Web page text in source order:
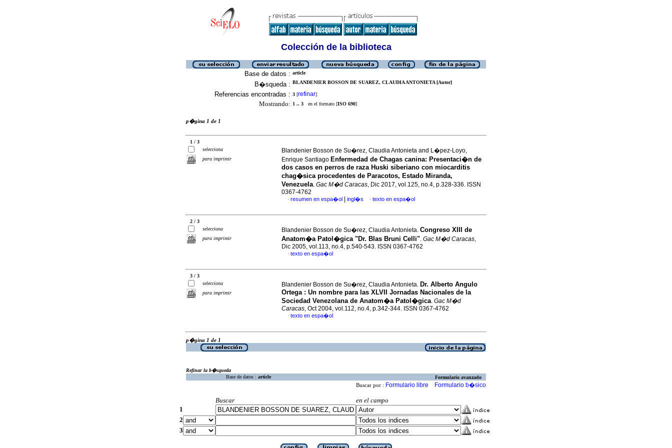
Colección de la biblioteca
Base de datos : article
B�squeda : BLANDENIER BOSSON DE SUAREZ, CLAUDIA ANTONIETA [Autor]
Referencias encontradas : 3 [refinar]
Mostrando: 1 .. 3 en el formato [ISO 690]
p�gina 1 de 1
1 / 3
selecciona
para imprimir
Blandenier Bosson de Su�rez, Claudia Antonieta and L�pez-Loyo,
Enrique Santiago Enfermedad de Chagas canina: Presentaci�n de
dos casos en perros de raza Huski siberiano con miocarditis
chag�sica procedentes de Paracotos, Estado Miranda,
Venezuela. Gac M�d Caracas, Dic 2017, vol.125, no.4, p.328-336. ISSN
0367-4762
· resumen en espa�ol ingl�s · texto en espa�ol
2 / 3
selecciona
para imprimir
Blandenier Bosson de Su�rez, Claudia Antonieta. Congreso XIII de
Anatom�a Patol�gica "Dr. Blas Bruni Celli". Gac M�d Caracas,
Dic 2005, vol.113, no.4, p.540-543. ISSN 0367-4762
· texto en espa�ol
3 / 3
selecciona
para imprimir
Blandenier Bosson de Su�rez, Claudia Antonieta. Dr. Alberto Angulo
Ortega : Un nombre para las XLVII Jornadas Nacionales de la
Sociedad Venezolana de Anatom�a Patol�gica. Gac M�d
Caracas, Oct 2004, vol.112, no.4, p.342-344. ISSN 0367-4762
· texto en espa�ol
p�gina 1 de 1
Refinar la b�squeda
Base de datos : article Formulario avanzado
Buscar por : Formulario libre Formulario b�sico
Buscar
en el campo
1
2
3